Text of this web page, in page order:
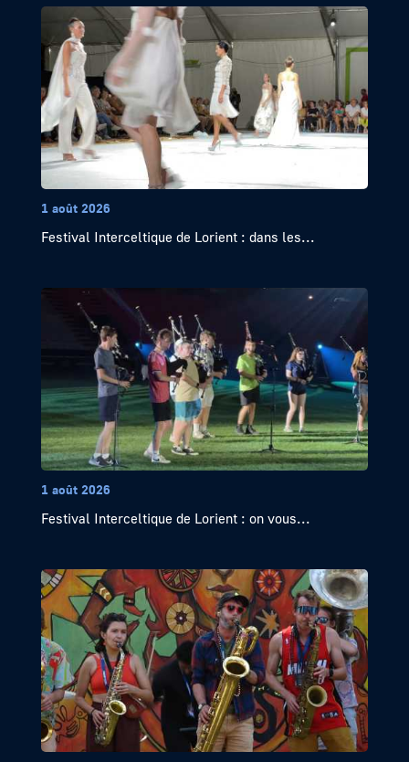
1 août 2026
Festival Interceltique de Lorient : dans les...
1 août 2026
Festival Interceltique de Lorient : on vous...